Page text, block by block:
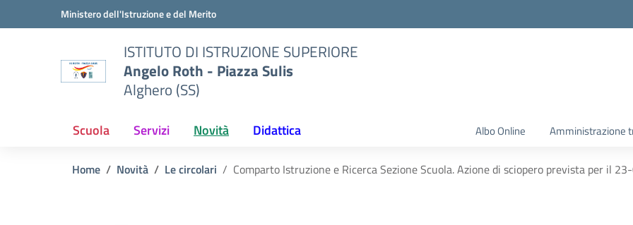
Vai ai contenuti
Vai al menu di navigazioneMinistero dell'Istruzione e del Merito
ISTITUTO DI ISTRUZIONE SUPERIORE
Angelo Roth - Piazza Sulis
Alghero (SS)
Scuola Servizi Novità Didattica Albo Online Amministrazione
Home Novità Le circolari Comparto Istruzione e Ricerca Sezione Scuola. Azione di sciopero prevista per il